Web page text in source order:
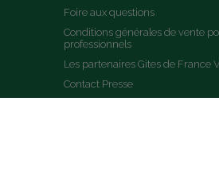
Foire aux questions
Conditions générales de vente
professionnels
Les partenaires Gites de France
Contact Presse